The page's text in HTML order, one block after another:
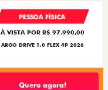
PESSOA FÍSICA
À VISTA POR R$ 97.990,00
ARGO DRIVE 1.0 FLEX 4P 2026
Quero agora!